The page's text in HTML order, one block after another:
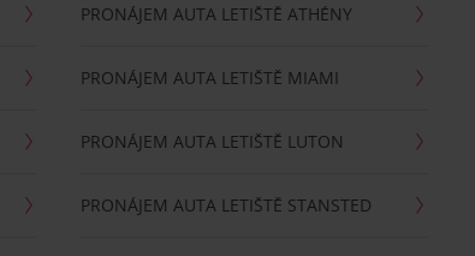
PRONÁJEM AUTA LETIŠTĚ ATHÉNY
PRONÁJEM AUTA LETIŠTĚ MIAMI
PRONÁJEM AUTA LETIŠTĚ LUTON
PRONÁJEM AUTA LETIŠTĚ STANSTED